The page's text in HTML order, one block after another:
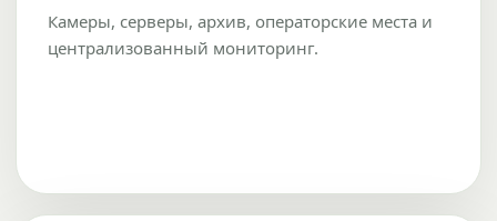
Камеры, серверы, архив, операторские места и
централизованный мониторинг.